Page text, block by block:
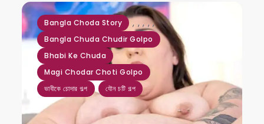
Bangla Choda Story ,
Bangla Chuda Chudir Golpo
,
Bhabi Ke Chuda
,
Magi Chodar Choti Golpo
,
ভাবীকে চোদার গল্প
,
যৌন চটি গল্প